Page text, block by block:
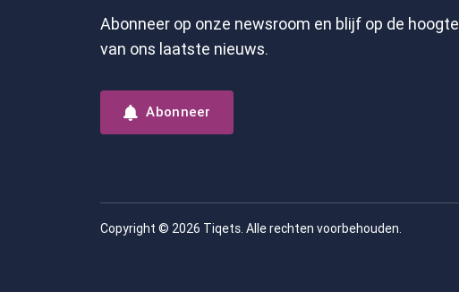
Abonneer op onze newsroom en blijf op de hoogte
van ons laatste nieuws.
Abonneer
Copyright © 2026 Tiqets. Alle rechten voorbehouden.